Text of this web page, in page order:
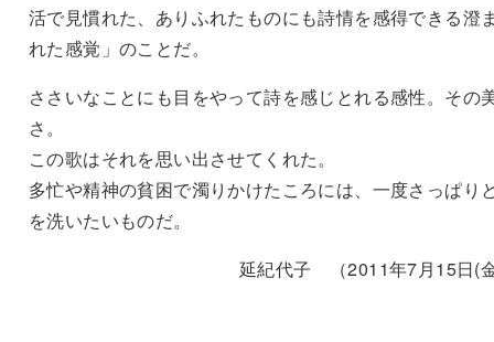
活で見慣れた、ありふれたものにも詩情を感得できる澄
れた感覚」のことだ。
ささいなことにも目をやって詩を感じとれる感性。その
さ。
この歌はそれを思い出させてくれた。
多忙や精神の貧困で濁りかけたころには、一度さっぱり
を洗いたいものだ。
延紀代子 （2011年7月15日(